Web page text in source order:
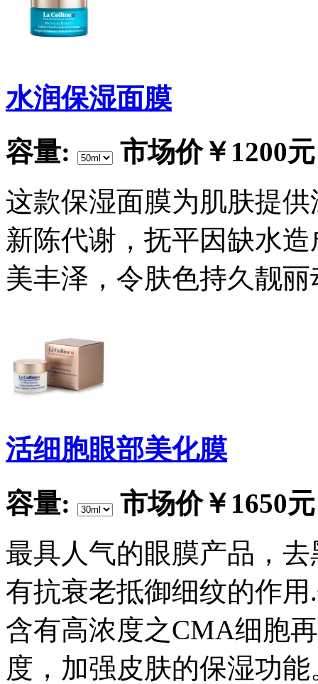
水润保湿面膜
容量:
市场价￥1200元
这款保湿面膜为肌肤提
新陈代谢，抚平因缺水
美丰泽，令肤色持久靓丽
活细胞眼部美化膜
容量:
市场价￥1650元
最具人气的眼膜产品，
有抗衰老抵御细纹的作
含有高浓度之CMA细胞
度，加强皮肤的保湿功能